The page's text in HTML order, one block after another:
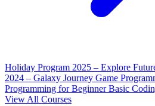
Holiday Program 2025 – Explore
2024 – Galaxy Journey Game
Programming for Beginner Basic
View All Courses